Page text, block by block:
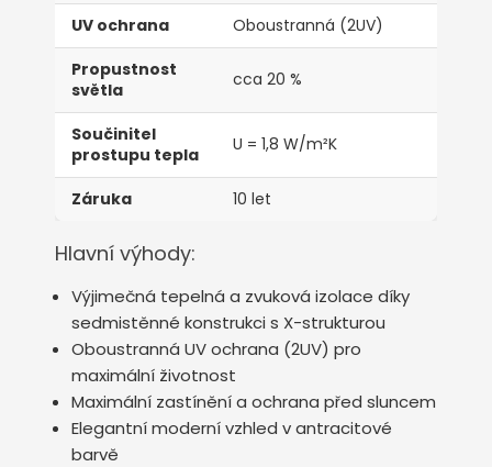
UV ochrana
Oboustranná (2UV)
Propustnost
světla
cca 20 %
Součinitel
prostupu tepla
U = 1,8 W/m²K
Záruka 10 let
Hlavní výhody:
Výjimečná tepelná a zvuková izolace díky
sedmistěnné konstrukci s X-strukturou
Oboustranná UV ochrana (2UV) pro
maximální životnost
Maximální zastínění a ochrana před sluncem
Elegantní moderní vzhled v antracitové
barvě